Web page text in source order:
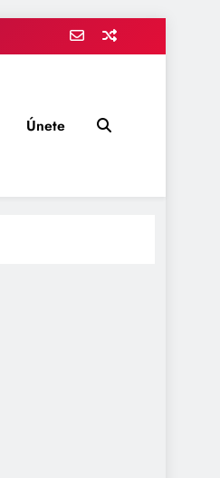
Únete